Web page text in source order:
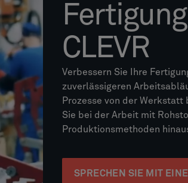
CLEVR
Verbessern Sie Ihre
zuverlässigeren
Prozesse von der Werkstatt
Sie bei der Arbeit mit
Produktionsmethoden
SPRECHEN SIE MIT